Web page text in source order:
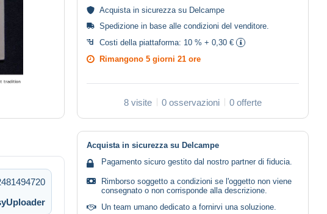
Acquista in sicurezza su Delcampe
Spedizione in base alle condizioni del venditore
Costi della piattaforma: 10 % + 0,30 €
Rimangono 5 giorni 21 ore
8 visite 0 osservazioni 0 offerte
Acquista in sicurezza su Delcampe
Pagamento sicuro gestito dal nostro partner di fiducia.
Rimborso soggetto a condizioni se l'oggetto non viene
consegnato o non corrisponde alla descrizione.
Un team umano dedicato a fornirvi una soluzione.